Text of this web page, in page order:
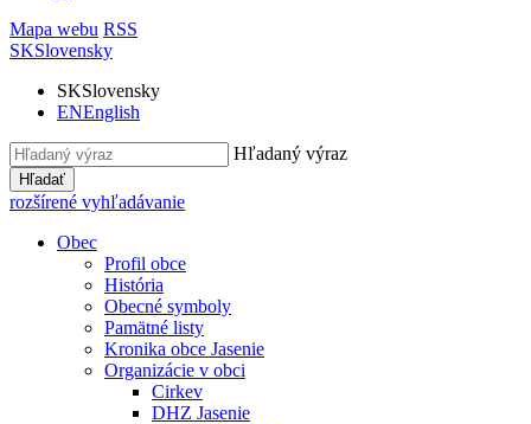
Mapa webu RSS
SKSlovensky
SKSlovensky
ENEnglish
Hľadaný výraz
Hľadať
rozšírené vyhľadávanie
Obec
Profil obce
História
Obecné symboly
Pamätné listy
Kronika obce Jasenie
Organizácie v obci
Cirkev
DHZ Jasenie